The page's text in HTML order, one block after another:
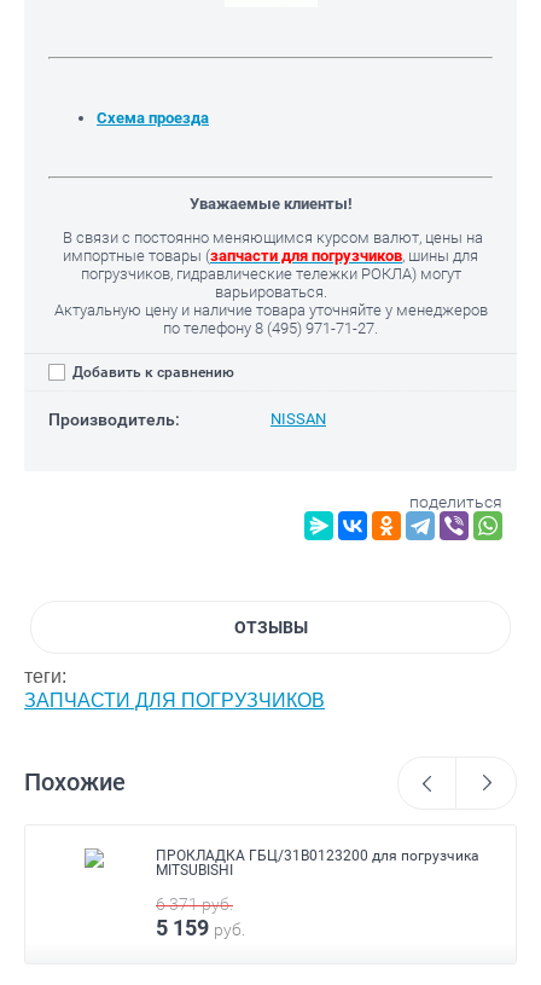
Схема проезда
Уважаемые клиенты!
В связи с постоянно меняющимся курсом валют, цены на
импортные товары (запчасти для погрузчиков , шины для
погрузчиков, гидравлические тележки РОКЛА) могут
варьироваться.
Актуальную цену и наличие товара уточняйте у менеджеров
по телефону 8 (495) 971-71-27.
Добавить к сравнению
Производитель: NISSAN
поделиться
ОТЗЫВЫ
теги:
ЗАПЧАСТИ ДЛЯ ПОГРУЗЧИКОВ
Похожие
ПРОКЛАДКА ГБЦ/31B0123200 для погрузчика
MITSUBISHI
6 371руб.
5 159 руб.